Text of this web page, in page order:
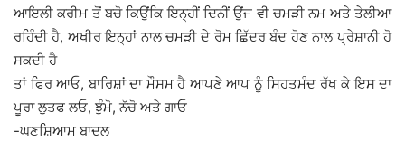
ਆਇਲੀ ਕਰੀਮ ਤੋਂ ਬਚੋ ਕਿਉਂਕਿ ਇਨ੍ਹੀਂ ਦਿਨੀਂ ਉਂਜ ਵੀ ਚਮੜੀ ਨਮ ਅਤੇ ਤੇਲੀਆ
ਰਹਿੰਦੀ ਹੈ, ਅਖੀਰ ਇਨ੍ਹਾਂ ਨਾਲ ਚਮੜੀ ਦੇ ਰੋਮ ਛਿੱਦਰ ਬੰਦ ਹੋਣ ਨਾਲ ਪ੍ਰੇਸ਼ਾਨੀ ਹੋ
ਸਕਦੀ ਹੈ
ਤਾਂ ਫਿਰ ਆਓ, ਬਾਰਿਸ਼ਾਂ ਦਾ ਮੌਸਮ ਹੈ ਆਪਣੇ ਆਪ ਨੂੰ ਸਿਹਤਮੰਦ ਰੱਖ ਕੇ ਇਸ ਦਾ
ਪੂਰਾ ਲੁਤਫ ਲਓ, ਝੁੰਮੋ, ਨੱਚੋ ਅਤੇ ਗਾਓ
-ਘਣਸ਼ਿਆਮ ਬਾਦਲ